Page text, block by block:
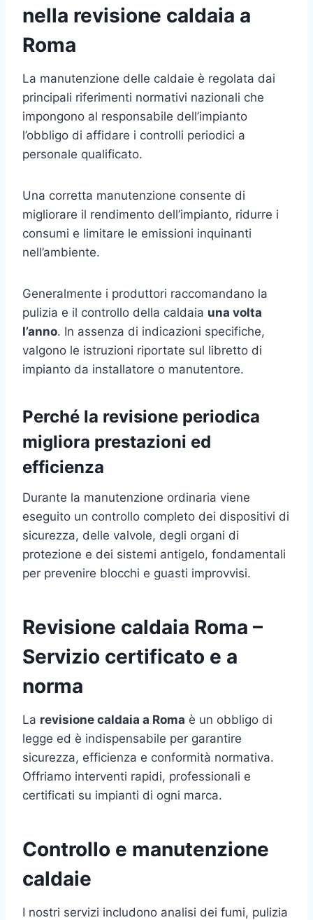
nella revisione caldaia a
Roma
La manutenzione delle caldaie è regolata dai
principali riferimenti normativi nazionali che
impongono al responsabile dell’impianto
l’obbligo di affidare i controlli periodici a
personale qualificato.
Una corretta manutenzione consente di
migliorare il rendimento dell’impianto, ridurre i
consumi e limitare le emissioni inquinanti
nell’ambiente.
Generalmente i produttori raccomandano la
pulizia e il controllo della caldaia una volta
l’anno. In assenza di indicazioni specifiche,
valgono le istruzioni riportate sul libretto di
impianto da installatore o manutentore.
Perché la revisione periodica
migliora prestazioni ed
efficienza
Durante la manutenzione ordinaria viene
eseguito un controllo completo dei dispositivi di
sicurezza, delle valvole, degli organi di
protezione e dei sistemi antigelo, fondamentali
per prevenire blocchi e guasti improvvisi.
Revisione caldaia Roma –
Servizio certificato e a
norma
La revisione caldaia a Roma è un obbligo di
legge ed è indispensabile per garantire
sicurezza, efficienza e conformità normativa.
Offriamo interventi rapidi, professionali e
certificati su impianti di ogni marca.
Controllo e manutenzione
caldaie
I nostri servizi includono analisi dei fumi, pulizia